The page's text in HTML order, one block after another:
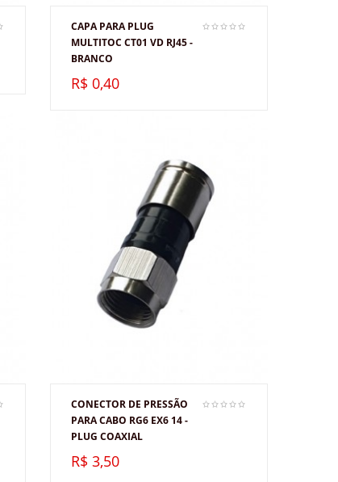
CAPA PARA PLUG
MULTITOC CT01 VD RJ45 -
BRANCO
R$ 0,40
CONECTOR DE PRESSÃO
PARA CABO RG6 EX6 14 -
PLUG COAXIAL
R$ 3,50